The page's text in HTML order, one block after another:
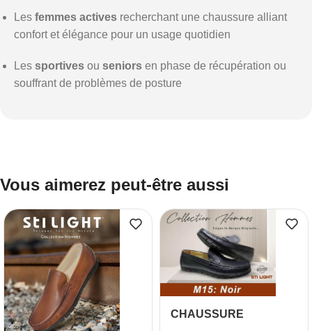
Les femmes actives recherchant une chaussure alliant
confort et élégance pour un usage quotidien
Les sportives ou seniors en phase de récupération ou
souffrant de problèmes de posture
Vous aimerez peut-être aussi
CHAUSSURE